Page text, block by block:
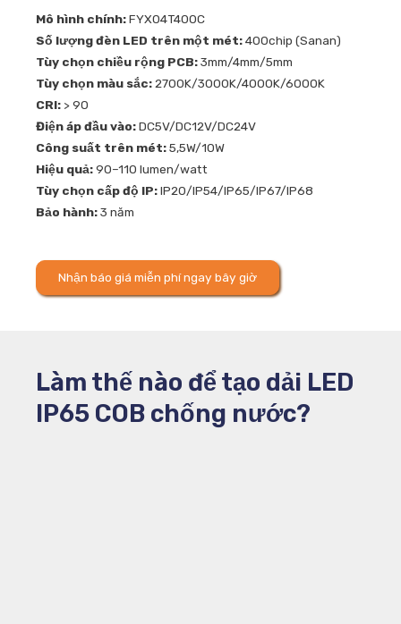
Mô hình chính:FYX04T400C
Số lượng đèn LED trên một mét:400chip (Sanan)
Tùy chọn chiều rộng PCB:3mm/4mm/5mm
Tùy chọn màu sắc: 2700K/3000K/4000K/6000K
CRI: > 90
Điện áp đầu vào:DC5V/DC12V/DC24V
Công suất trên mét:5,5W/10W
Hiệu quả:90–110 lumen/watt
Tùy chọn cấp độ IP:IP20/IP54/IP65/IP67/IP68
Bảo hành:3 năm
Nhận báo giá miễn phí ngay bây giờ
Làm thế nào để tạo dải LED
IP65 COB chống nước?